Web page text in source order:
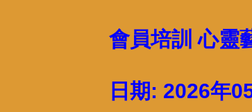
會員培訓 心靈
日期: 2026年